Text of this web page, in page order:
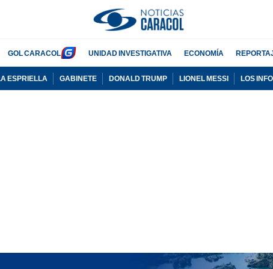
GOL CARACOL UNIDAD INVESTIGATIVA ECONOMÍA
ESPRIELLA GABINETE DONALD TRUMP LIONEL MESSI LOS